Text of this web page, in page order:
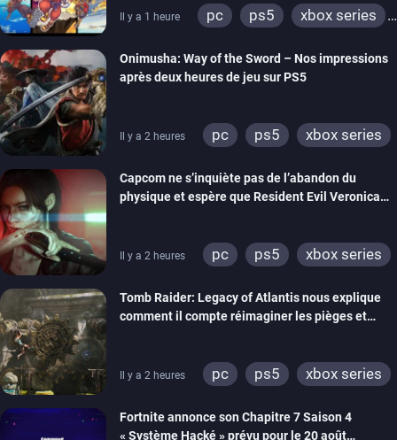
Il y a 1 heure pc ps5
xbox series
Onimusha: Way of the Sword – Nos impressions
après deux heures de jeu sur PS5
Il y a 2 heures pc ps5
xbox series
Capcom ne s’inquiète pas de l’abandon du
physique et espère que Resident Evil Veronica
Il y a 2 heures pc ps5
xbox series
Tomb Raider: Legacy of Atlantis nous explique
comment il compte réimaginer les pièges et
Il y a 2 heures pc ps5
xbox series
Fortnite annonce son Chapitre 7 Saison 4
« Système Hacké » prévu pour le 20 août